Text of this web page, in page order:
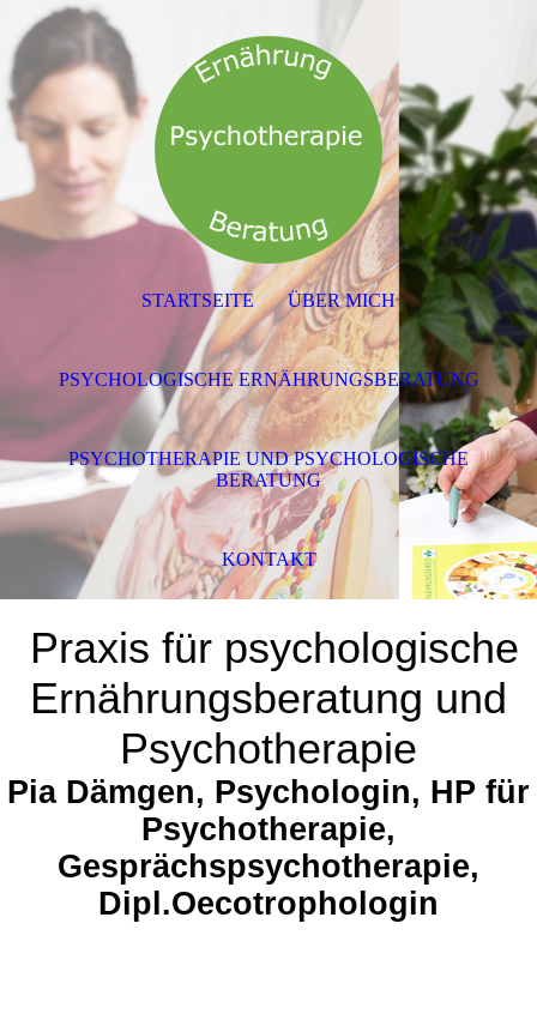
Praxis für psychologische
Ernährungsberatung und
Psychotherapie
Pia Dämgen, Psychologin, HP für
Psychotherapie,
Gesprächspsychotherapie,
Dipl.Oecotrophologin
STARTSEITE ÜBER MICH
PSYCHOLOGISCHE ERNÄHRUNGSBERATUNG
PSYCHOTHERAPIE UND PSYCHOLOGISCHE
BERATUNG
KONTAKT